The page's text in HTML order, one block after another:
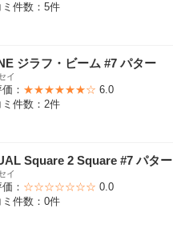
ミ件数：5件
ジラフ・ビーム #7 パター
イ
： ★★★★★★☆ 6.0
ミ件数：2件
Square 2 Square #7 パター
イ
： ☆☆☆☆☆☆☆ 0.0
ミ件数：0件